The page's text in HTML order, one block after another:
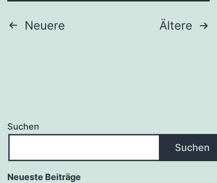
Seitennummerierung
Neuere Ältere
Suchen
Suchen
Neueste Beiträge